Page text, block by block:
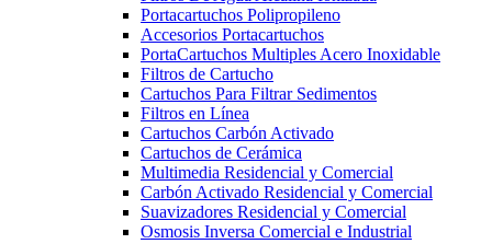
Portacartuchos Polipropileno
Accesorios Portacartuchos
PortaCartuchos Multiples Acero Inoxidable
Filtros de Cartucho
Cartuchos Para Filtrar Sedimentos
Filtros en Línea
Cartuchos Carbón Activado
Cartuchos de Cerámica
Multimedia Residencial y Comercial
Carbón Activado Residencial y Comercial
Suavizadores Residencial y Comercial
Osmosis Inversa Comercial e Industrial